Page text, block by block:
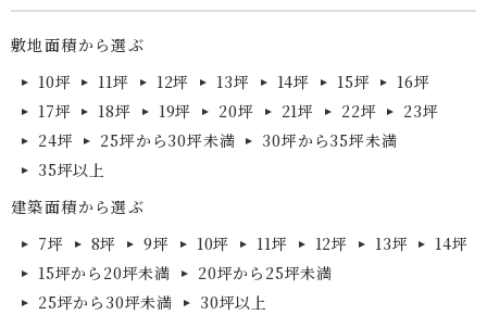
敷地面積から選ぶ
10坪
11坪 12坪 13坪 14坪 15坪
16坪
17坪
18坪 19坪 20坪 21坪 22坪
23坪
24坪
25坪から30坪未満
30坪から35坪未満
35坪以上
建築面積から選ぶ
7坪
8坪 9坪 10坪 11坪 12坪 13坪
14坪
15坪から20坪未満
20坪から25坪未満
25坪から30坪未満
30坪以上